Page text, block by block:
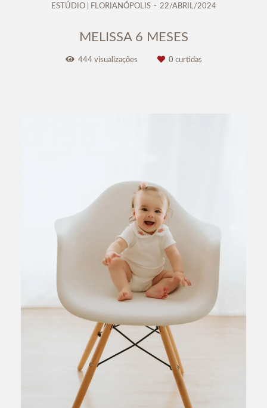
ESTÚDIO | FLORIANÓPOLIS
22/ABRIL/2024
MELISSA 6 MESES
444 visualizações 0 curtidas